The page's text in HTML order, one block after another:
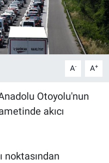
A- A+
Otoyolu'nun
akıcı
noktasından